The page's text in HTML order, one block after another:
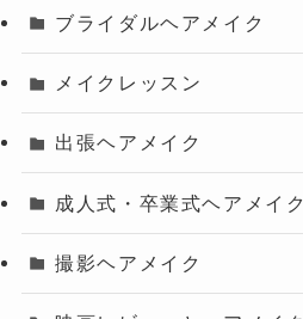
ブライダルヘアメイク
メイクレッスン
出張ヘアメイク
成人式・卒業式ヘアメイク
撮影ヘアメイク